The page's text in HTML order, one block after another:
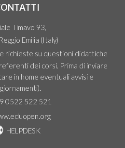
Timavo 93,
Emilia (Italy)
richieste su questioni didattiche
dei corsi. Prima di inviare
in home eventuali avvisi e
0522 522 521
HELPDESK